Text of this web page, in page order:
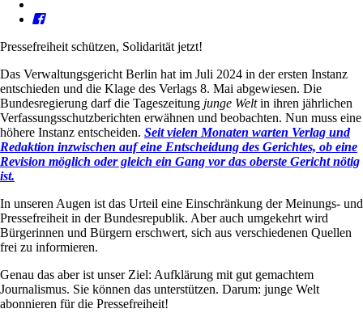
Pressefreiheit schützen, Solidarität jetzt!
Das Verwaltungsgericht Berlin hat im Juli 2024 in der ersten Instanz
entschieden und die Klage des Verlags 8. Mai abgewiesen. Die
Bundesregierung darf die Tageszeitung junge Weltin ihren jährlichen
Verfassungsschutzberichten erwähnen und beobachten. Nun muss eine
höhere Instanz entscheiden. Seit vielen Monaten warten Verlag und
Redaktion inzwischen auf eine Entscheidung des Gerichtes, ob eine
Revision möglich oder gleich ein Gang vor das oberste Gericht nötig
ist.
In unseren Augen ist das Urteil eine Einschränkung der Meinungs- und
Pressefreiheit in der Bundesrepublik. Aber auch umgekehrt wird
Bürgerinnen und Bürgern erschwert, sich aus verschiedenen Quellen
frei zu informieren.
Genau das aber ist unser Ziel: Aufklärung mit gut gemachtem
Journalismus. Sie können das unterstützen. Darum: junge Welt
abonnieren für die Pressefreiheit!